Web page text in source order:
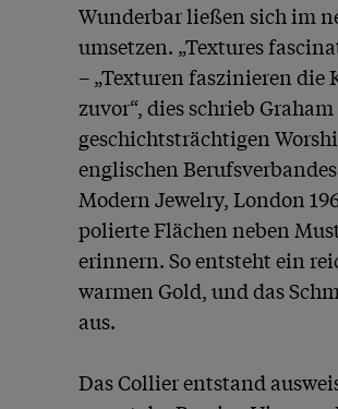
Wunderbar ließen sich im
umsetzen. „Textures
– „Texturen faszinieren die
zuvor“, dies schrieb
geschichtsträchtigen
englischen
Modern Jewelry, London
polierte Flächen neben
erinnern. So entsteht ein
warmen Gold, und das
aus.
Das Collier entstand